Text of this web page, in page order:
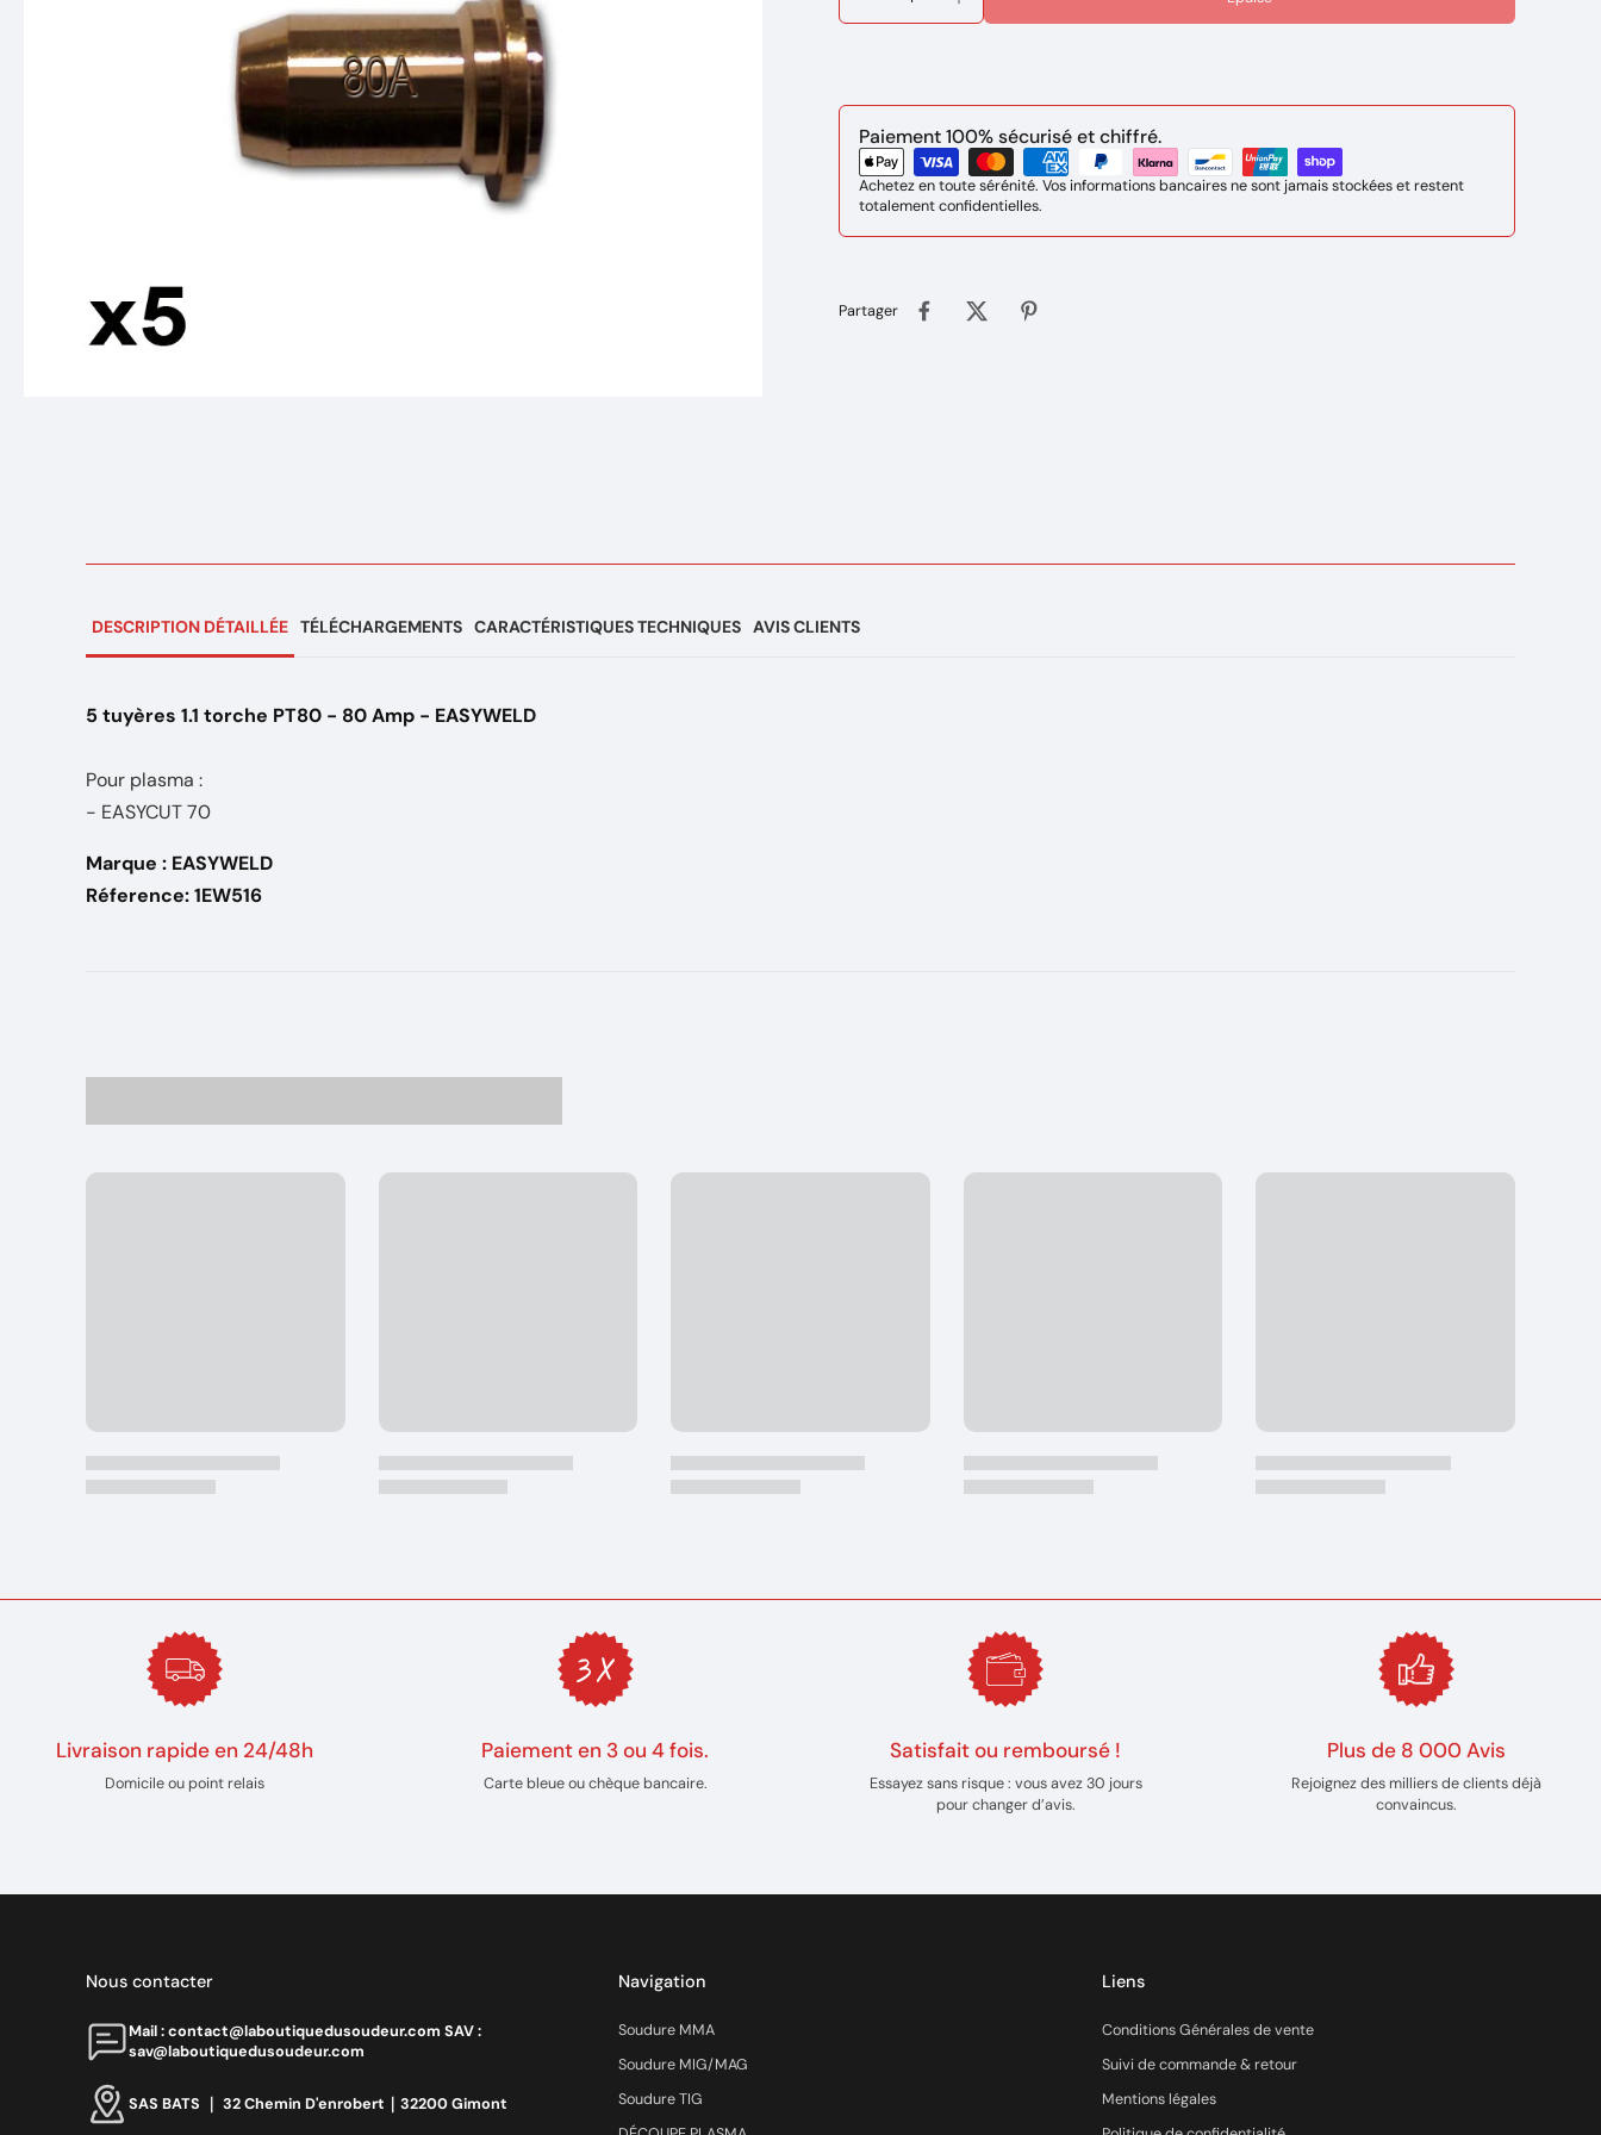
Paiement 100% sécurisé et chiffré.
Achetez en toute sérénité. Vos informations bancaires ne sont jamais stockées et restent
totalement confidentielles.
Partager
DESCRIPTION DÉTAILLÉE TÉLÉCHARGEMENTS CARACTÉRISTIQUES TECHNIQUES AVIS CLIENTS
5 tuyères 1.1 torche PT80 - 80 Amp - EASYWELD
Pour plasma :
- EASYCUT 70
Marque : EASYWELD
Réference: 1EW516
Livraison rapide en 24/48h
Domicile ou point relais
Paiement en 3 ou 4 fois.
Carte bleue ou chèque bancaire.
Satisfait ou remboursé !
Essayez sans risque : vous avez 30 jours
pour changer d’avis.
Plus de 8 000 Avis
Rejoignez des milliers de clients déjà
convaincus.
Nous contacter
Mail : contact@laboutiquedusoudeur.comㅤㅤㅤㅤ SAV :
sav@laboutiquedusoudeur.com
SAS BATS ｜ 32 Chemin D'enrobert｜32200 Gimont
Navigation
Soudure MMA
Soudure MIG/MAG
Soudure TIG
Liens
Conditions Générales de vente
Suivi de commande & retour
Mentions légales